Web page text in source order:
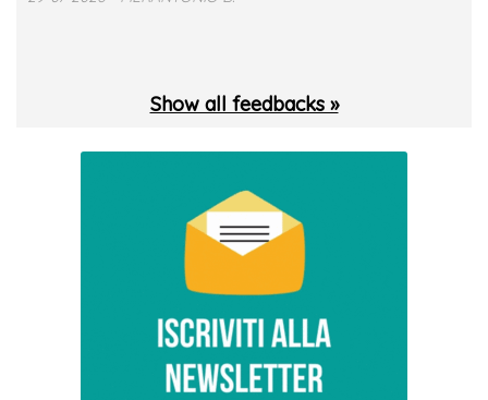
Show all feedbacks »